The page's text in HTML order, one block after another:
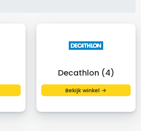
Decathlon (4)
Bekijk winkel →